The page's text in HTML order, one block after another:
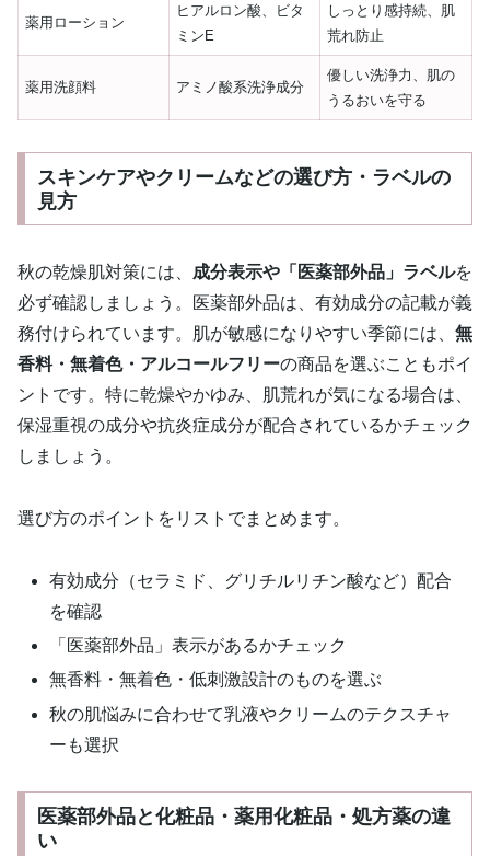
薬用ローション
ヒアルロン酸、ビタ
ミンE
しっとり感持続、肌
荒れ防止
薬用洗顔料 アミノ酸系洗浄成分
優しい洗浄力、肌の
うるおいを守る
スキンケアやクリームなどの選び方・ラベルの
見方
秋の乾燥肌対策には、 成分表示や「医薬部外品」ラベルを
必ず確認しましょう。医薬部外品は、有効成分の記載が義
務付けられています。肌が敏感になりやすい季節には、 無
香料・無着色・アルコールフリーの商品を選ぶこともポイ
ントです。特に乾燥やかゆみ、肌荒れが気になる場合は、
保湿重視の成分や抗炎症成分が配合されているかチェック
しましょう。
選び方のポイントをリストでまとめます。
有効成分（セラミド、グリチルリチン酸など）配合
を確認
「医薬部外品」表示があるかチェック
無香料・無着色・低刺激設計のものを選ぶ
秋の肌悩みに合わせて乳液やクリームのテクスチャ
ーも選択
医薬部外品と化粧品・薬用化粧品・処方薬の違
い